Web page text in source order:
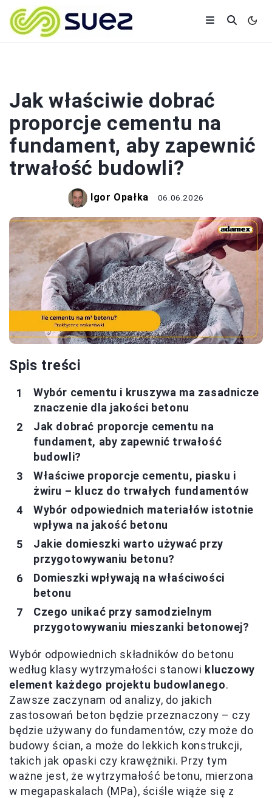
Jak właściwie dobrać
proporcje cementu na
fundament, aby zapewnić
trwałość budowli?
Igor Opałka 06.06.2026
Spis treści
Wybór cementu i kruszywa ma zasadnicze
znaczenie dla jakości betonu
Jak dobrać proporcje cementu na
fundament, aby zapewnić trwałość
budowli?
Właściwe proporcje cementu, piasku i
żwiru – klucz do trwałych fundamentów
Wybór odpowiednich materiałów istotnie
wpływa na jakość betonu
Jakie domieszki warto używać przy
przygotowywaniu betonu?
Domieszki wpływają na właściwości
betonu
Czego unikać przy samodzielnym
przygotowywaniu mieszanki betonowej?
Wybór odpowiednich składników do betonu
według klasy wytrzymałości stanowi kluczowy
element każdego projektu budowlanego.
Zawsze zaczynam od analizy, do jakich
zastosowań beton będzie przeznaczony – czy
będzie używany do fundamentów, czy może do
budowy ścian, a może do lekkich konstrukcji,
takich jak opaski czy krawężniki. Przy tym
ważne jest, że wytrzymałość betonu, mierzona
w megapaskalach (MPa), ściśle wiąże się z